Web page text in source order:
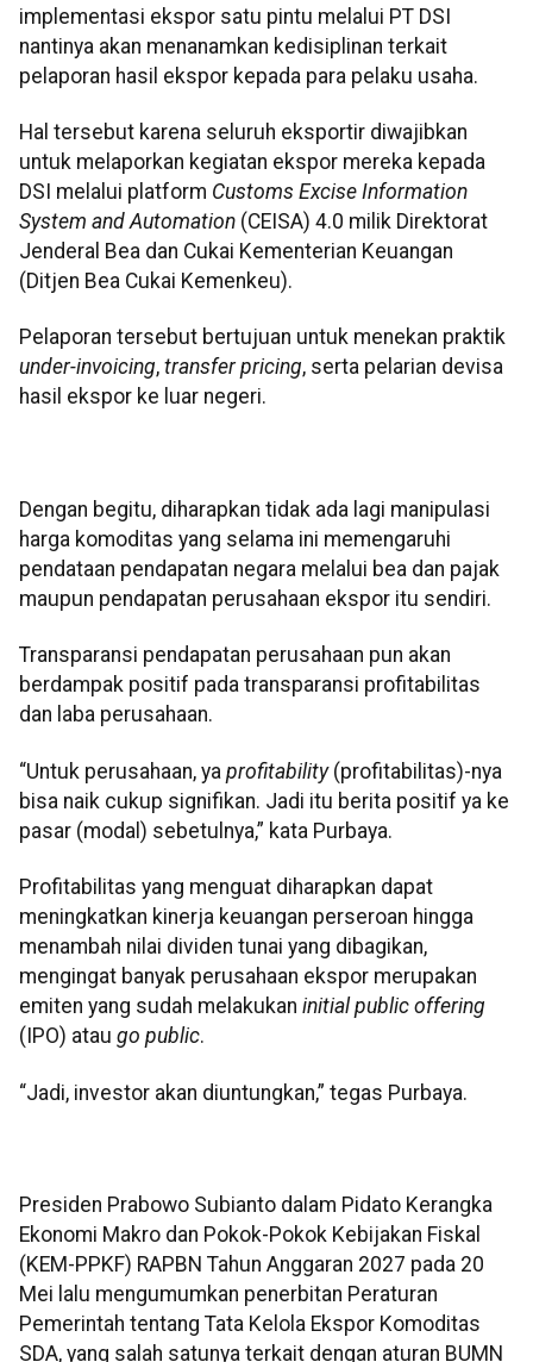
implementasi ekspor satu pintu melalui PT DSI
nantinya akan menanamkan kedisiplinan terkait
pelaporan hasil ekspor kepada para pelaku usaha.
Hal tersebut karena seluruh eksportir diwajibkan
untuk melaporkan kegiatan ekspor mereka kepada
DSI melalui platform Customs Excise Information
System and Automation (CEISA) 4.0 milik Direktorat
Jenderal Bea dan Cukai Kementerian Keuangan
(Ditjen Bea Cukai Kemenkeu).
Pelaporan tersebut bertujuan untuk menekan praktik
under-invoicing, transfer pricing, serta pelarian devisa
hasil ekspor ke luar negeri.
Dengan begitu, diharapkan tidak ada lagi manipulasi
harga komoditas yang selama ini memengaruhi
pendataan pendapatan negara melalui bea dan pajak
maupun pendapatan perusahaan ekspor itu sendiri.
Transparansi pendapatan perusahaan pun akan
berdampak positif pada transparansi profitabilitas
dan laba perusahaan.
“Untuk perusahaan, ya profitability(profitabilitas)-nya
bisa naik cukup signifikan. Jadi itu berita positif ya ke
pasar (modal) sebetulnya,” kata Purbaya.
Profitabilitas yang menguat diharapkan dapat
meningkatkan kinerja keuangan perseroan hingga
menambah nilai dividen tunai yang dibagikan,
mengingat banyak perusahaan ekspor merupakan
emiten yang sudah melakukan initial public offering
(IPO) atau go public.
“Jadi, investor akan diuntungkan,” tegas Purbaya.
Presiden Prabowo Subianto dalam Pidato Kerangka
Ekonomi Makro dan Pokok-Pokok Kebijakan Fiskal
(KEM-PPKF) RAPBN Tahun Anggaran 2027 pada 20
Mei lalu mengumumkan penerbitan Peraturan
Pemerintah tentang Tata Kelola Ekspor Komoditas
SDA, yang salah satunya terkait dengan aturan BUMN